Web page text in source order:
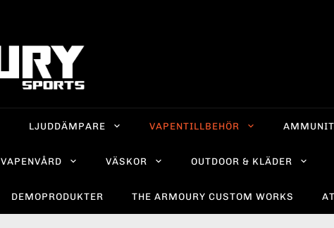
LJUDDÄMPARE VAPENTILLBEHÖR
VAPENVÅRD VÄSKOR OUTDOOR & KLÄDER
DEMOPRODUKTER THE ARMOURY CUSTOM WORKS